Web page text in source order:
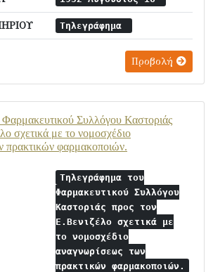
Τηλεγράφημα
Προβολή
Συλλόγου Καστοριάς
σχετικά με το νομοσχέδιο
πρακτικών φαρμακοποιών.
Τηλεγράφημα του
Φαρμακευτικού Συλλόγου
Καστοριάς προς τον
Ε.Βενιζέλο σχετικά με
το νομοσχέδιο
αναγνωρίσεως των
πρακτικών φαρμακοποιών.